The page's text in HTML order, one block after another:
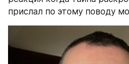
прислал по этому поводу